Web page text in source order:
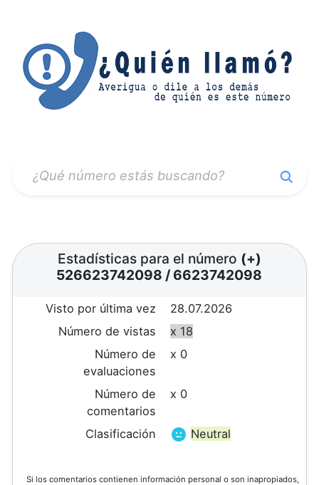
Estadísticas para el número (+)
526623742098 / 6623742098
Visto por última vez
28.07.2026
Número de vistas
x 18
Número de
evaluaciones
x 0
Número de
comentarios
x 0
Clasificación Neutral
Si los comentarios contienen información personal o son inapropiados,